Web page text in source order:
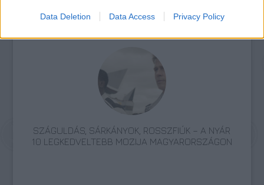
Data Deletion Data Access Privacy Policy
TITKOK: ITT A SHELBY OAKS – A GONOSZ
SZÁGULDÁS, SÁRKÁNYOK, ROSSZFIÚK – A NYÁR
10 LEGKEDVELTEBB MOZIJA MAGYARORSZÁGON